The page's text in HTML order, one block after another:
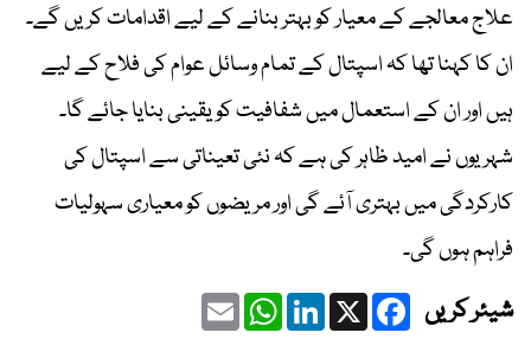
علاج معالجے کے معیار کو بہتر بنانے کے لیے اقدامات کریں گے۔
ان کا کہنا تھا کہ اسپتال کے تمام وسائل عوام کی فلاح کے لیے
ہیں اور ان کے استعمال میں شفافیت کو یقینی بنایا جائے گا۔
شہریوں نے امید ظاہر کی ہے کہ نئی تعیناتی سے اسپتال کی
کارکردگی میں بہتری آئے گی اور مریضوں کو معیاری سہولیات
فراہم ہوں گی۔
شیئر کریں Facebook
X
LinkedIn
WhatsApp
Email